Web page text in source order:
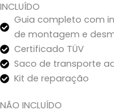
INCLUÍDO
Guia completo com
de montagem e
Certificado TÜV
Saco de transporte
Kit de reparação
NÃO INCLUÍDO